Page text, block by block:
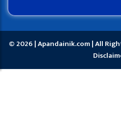
© 2026 | Apandainik.com | All